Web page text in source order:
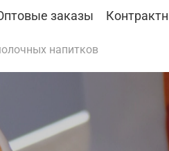
заказы
напитков